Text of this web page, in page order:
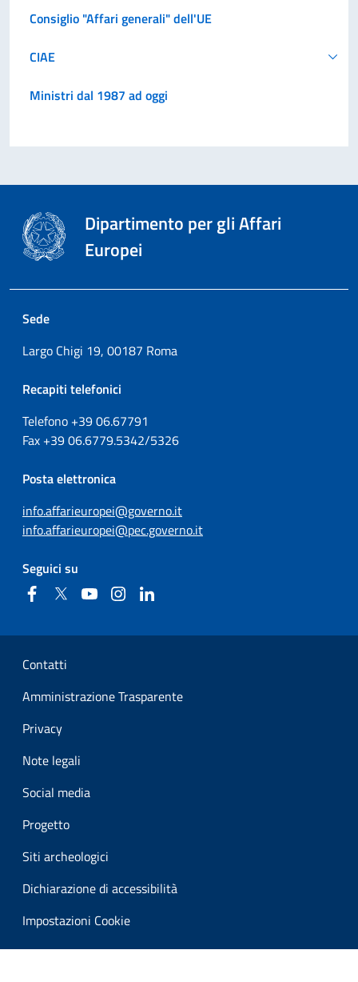
Consiglio "Affari generali" dell'UE
CIAE
Ministri dal 1987 ad oggi
Dipartimento per gli Affari
Europei
Sede
Largo Chigi 19, 00187 Roma
Recapiti telefonici
Telefono +3906.67791
Fax +3906.6779.5342/5326
Posta elettronica
info.affarieuropei@governo.it
info.affarieuropei@pec.governo.it
Seguici su
FacebookTwitter YouTubeInstagram
Sezione Link Utili
Contatti
Amministrazione Trasparente
Privacy
Note legali
Social media
Progetto
Siti archeologici
Dichiarazione di accessibilità
Impostazioni Cookie